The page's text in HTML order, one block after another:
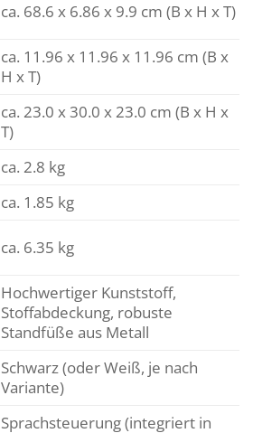
ca. 68.6 x 6.86 x 9.9 cm (B x H x T)
ca. 11.96 x 11.96 x 11.96 cm (B x
H x T)
ca. 23.0 x 30.0 x 23.0 cm (B x H x
T)
ca. 2.8 kg
ca. 1.85 kg
ca. 6.35 kg
Hochwertiger Kunststoff,
Stoffabdeckung, robuste
Standfüße aus Metall
Schwarz (oder Weiß, je nach
Variante)
Sprachsteuerung (integriert in